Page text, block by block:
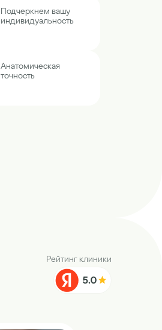
Подчеркнем вашу
индивидуальность
Анатомическая
точность
Рейтинг клиники